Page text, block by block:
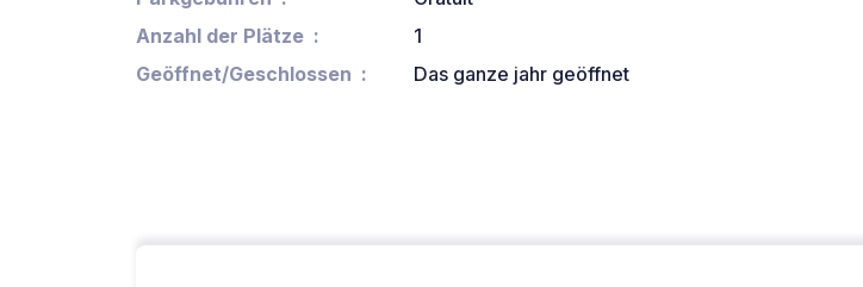
Anzahl der Plätze
1
Geöffnet/Geschlossen
Das ganze jahr geöffnet